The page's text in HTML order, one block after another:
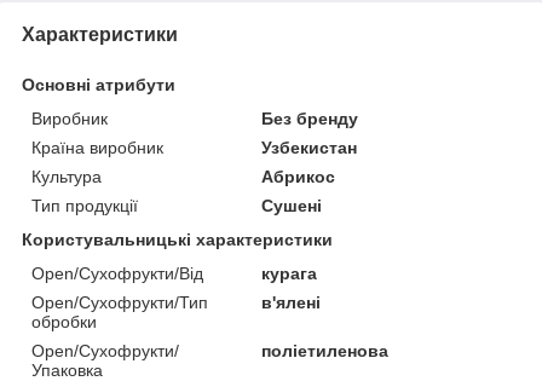
Характеристики
Основні атрибути
Виробник
Без бренду
Країна виробник
Узбекистан
Культура
Абрикос
Тип продукції
Сушені
Користувальницькі характеристики
Open/Сухофрукти/Від
курага
Open/Сухофрукти/Тип
обробки
в'ялені
Open/Сухофрукти/
Упаковка
поліетиленова